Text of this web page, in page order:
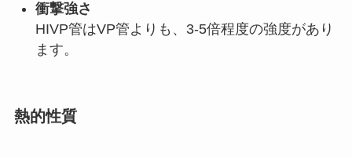
衝撃強さ
HIVP管はVP管よりも、3-5倍程度の強度があり
ます。
熱的性質